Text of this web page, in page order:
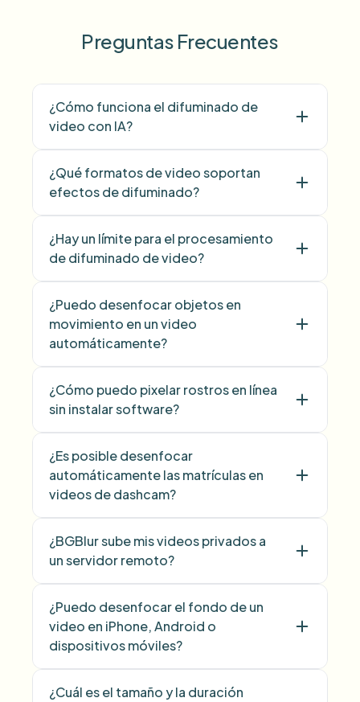
Preguntas Frecuentes
¿Cómo funciona el difuminado de
video con IA?
¿Qué formatos de video soportan
efectos de difuminado?
¿Hay un límite para el procesamiento
de difuminado de video?
¿Puedo desenfocar objetos en
movimiento en un video
automáticamente?
¿Cómo puedo pixelar rostros en línea
sin instalar software?
¿Es posible desenfocar
automáticamente las matrículas en
videos de dashcam?
¿BGBlur sube mis videos privados a
un servidor remoto?
¿Puedo desenfocar el fondo de un
video en iPhone, Android o
dispositivos móviles?
¿Cuál es el tamaño y la duración